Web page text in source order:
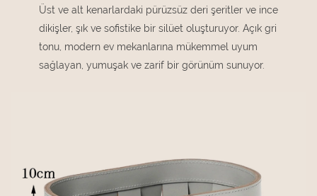
Üst ve alt kenarlardaki pürüzsüz deri şeritler ve ince
dikişler, şık ve sofistike bir silüet oluşturuyor. Açık gri
tonu, modern ev mekanlarına mükemmel uyum
sağlayan, yumuşak ve zarif bir görünüm sunuyor.